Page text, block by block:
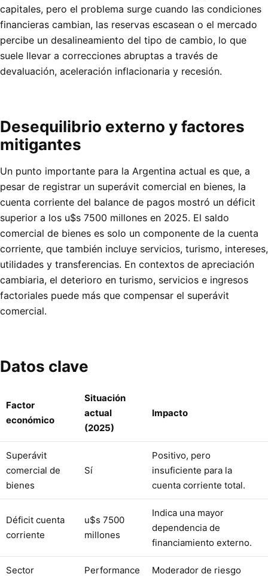
capitales, pero el problema surge cuando las condiciones
financieras cambian, las reservas escasean o el mercado
percibe un desalineamiento del tipo de cambio, lo que
suele llevar a correcciones abruptas a través de
devaluación, aceleración inflacionaria y recesión.
Desequilibrio externo y factores
mitigantes
Un punto importante para la Argentina actual es que, a
pesar de registrar un superávit comercial en bienes, la
cuenta corriente del balance de pagos mostró un déficit
superior a los u$s 7500 millones en 2025. El saldo
comercial de bienes es solo un componente de la cuenta
corriente, que también incluye servicios, turismo, intereses,
utilidades y transferencias. En contextos de apreciación
cambiaria, el deterioro en turismo, servicios e ingresos
factoriales puede más que compensar el superávit
comercial.
Datos clave
Factor
económico
Situación
actual
(2025)
Impacto
Superávit
comercial de
bienes
Sí
Positivo, pero
insuficiente para la
cuenta corriente total.
Déficit cuenta
corriente
u$s 7500
millones
Indica una mayor
dependencia de
financiamiento externo.
Sector
Performance
Moderador de riesgo